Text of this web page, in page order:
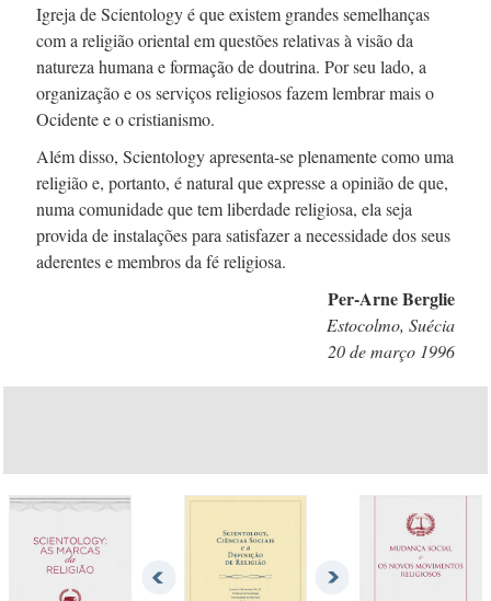
Igreja de Scientology é que existem grandes semelhanças
com a religião oriental em questões relativas à visão da
natureza humana e formação de doutrina. Por seu lado, a
organização e os serviços religiosos fazem lembrar mais o
Ocidente e o cristianismo.
Além disso, Scientology apresenta-se plenamente como uma
religião e, portanto, é natural que expresse a opinião de que,
numa comunidade que tem liberdade religiosa, ela seja
provida de instalações para satisfazer a necessidade dos seus
aderentes e membros da fé religiosa.
Per-ArneBerglie
Estocolmo, Suécia
20 de março 1996